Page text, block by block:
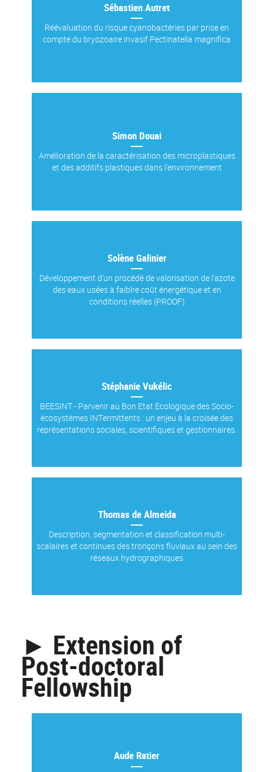
Sébastien Autret
Réévaluation du risque cyanobactéries par prise en
compte du bryozoaire invasif Pectinatella magnifica
Simon Douai
Amélioration de la caractérisation des microplastiques
et des additifs plastiques dans l'environnement
Solène Galinier
Développement d'un procédé de valorisation de l'azote
des eaux usées à faiblre coût énergétique et en
conditions réelles (PROOF)
Stéphanie Vukélic
BEESINT - Parvenir au Bon Etat Ecologique des Socio-
écosystèmes INTermittents : un enjeu à la croisée des
représentations sociales, scientifiques et gestionnaires.
Thomas de Almeida
Description, segmentation et classification multi-
scalaires et continues des tronçons fluviaux au sein des
réseaux hydrographiques
► Extension of
Post-doctoral
Fellowship
Aude Ratier